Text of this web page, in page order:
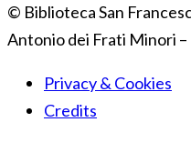
© Biblioteca San
Antonio dei Frati Minori –
Privacy & Cookies
Credits